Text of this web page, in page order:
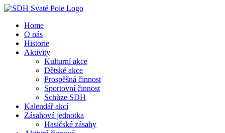
Přeskočit
obsah
Home
O nás
Historie
Aktivity
Kulturní akce
Dětské akce
Prospěšná činnost
Sportovní činnost
Schůze SDH
Kalendář akcí
Zásahová jednotka
Hasičské zásahy